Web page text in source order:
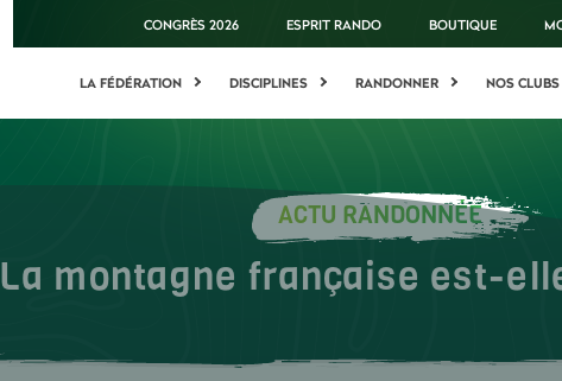
CONGRÈS 2026 ESPRIT RANDO BOUTIQUE
LA FÉDÉRATION DISCIPLINES RANDONNER NOS CLUBS
ACTU RANDONNÉE
La montagne française est-